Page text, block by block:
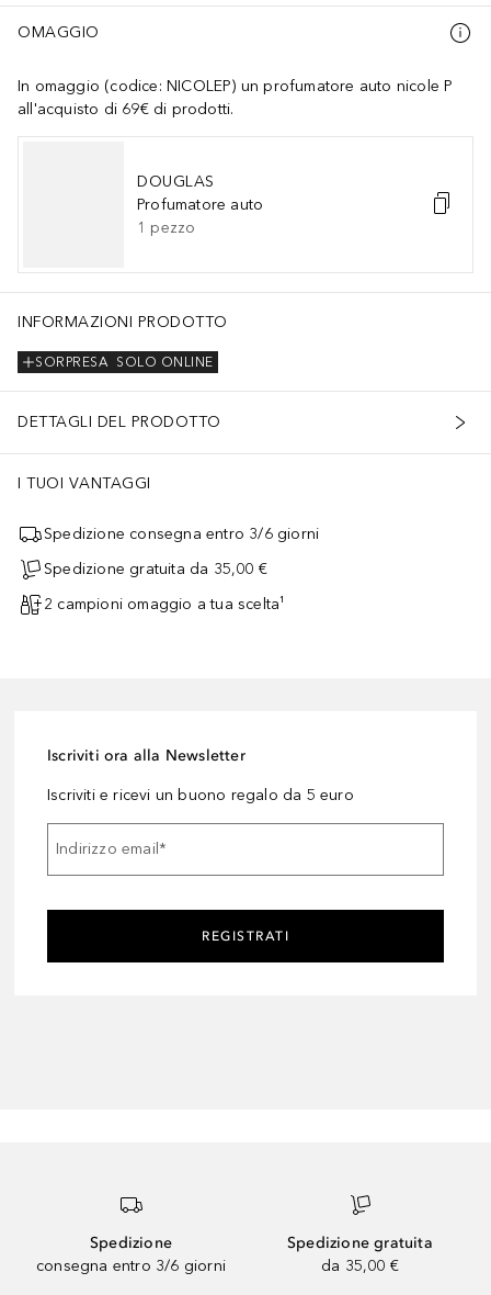
OMAGGIO
In omaggio (codice: NICOLEP) un profumatore auto nicole P
all'acquisto di 69€ di prodotti.
DOUGLAS
Profumatore auto
1 pezzo
INFORMAZIONI PRODOTTO
SOLO ONLINE
SORPRESA
DETTAGLI DEL PRODOTTO
I TUOI VANTAGGI
Spedizione consegna entro 3/6 giorni
Spedizione gratuita da 35,00 €
2 campioni omaggio a tua scelta¹
Iscriviti ora alla Newsletter
Iscriviti e ricevi un buono regalo da 5 euro
Indirizzo email*
REGISTRATI
Spedizione
consegna entro 3/6 giorni
Spedizione gratuita
da 35,00 €